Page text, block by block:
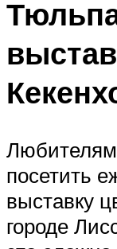
посетить
выставку
городе